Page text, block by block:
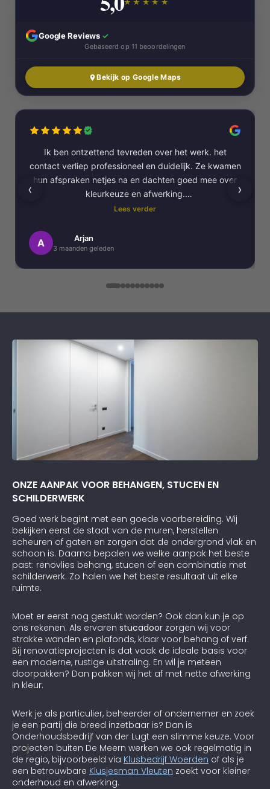
★★★★★
Google Reviews ✓
Gebaseerd op 11 beoordelingen
Bekijk op Google Maps
Ik ben ontzettend tevreden over het werk. het
contact verliep professioneel en duidelijk. Ze kwamen
hun afspraken netjes na en dachten goed mee over
kleurkeuze en afwerking.
uitgevoerd. Alles is strak afgewerkt en ze werkten
netjes en zorgvuldig, met oog voor detail. .
Lees verder
A Arjan
3 maanden geleden
‹ ›
ONZE AANPAK VOOR BEHANGEN, STUCEN EN
SCHILDERWERK
Goed werk begint met een goede voorbereiding. Wij
bekijken eerst de staat van de muren, herstellen
scheuren of gaten en zorgen dat de ondergrond vlak en
schoon is. Daarna bepalen we welke aanpak het beste
past: renovlies behang, stucen of een combinatie met
schilderwerk. Zo halen we het beste resultaat uit elke
ruimte.
Moet er eerst nog gestukt worden? Ook dan kun je op
ons rekenen. Als ervaren stucadoor zorgen wij voor
strakke wanden en plafonds, klaar voor behang of verf.
Bij renovatieprojecten is dat vaak de ideale basis voor
een moderne, rustige uitstraling. En wil je meteen
doorpakken? Dan pakken wij het af met nette afwerking
in kleur.
Werk je als particulier, beheerder of ondernemer en zoek
je een partij die breed inzetbaar is? Dan is
Onderhoudsbedrijf van der Lugt een slimme keuze. Voor
projecten buiten De Meern werken we ook regelmatig in
de regio, bijvoorbeeld via Klusbedrijf Woerden of als je
een betrouwbare Klusjesman Vleuten zoekt voor kleiner
onderhoud en afwerking.